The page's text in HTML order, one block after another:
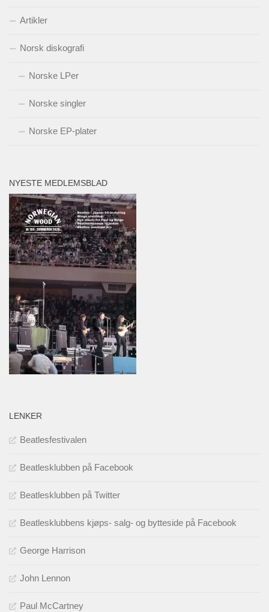
Artikler
Norsk diskografi
Norske LPer
Norske singler
Norske EP-plater
NYESTE MEDLEMSBLAD
LENKER
Beatlesfestivalen
Beatlesklubben på Facebook
Beatlesklubben på Twitter
Beatlesklubbens kjøps- salg- og bytteside på Facebook
George Harrison
John Lennon
Paul McCartney